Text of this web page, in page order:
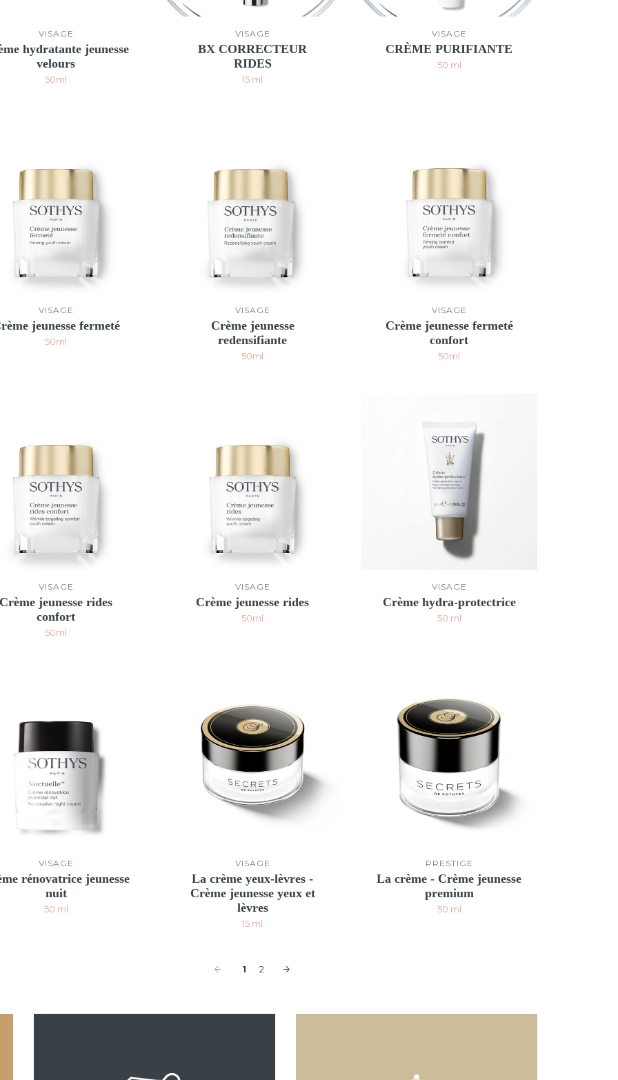
VISAGE
hydratante jeunesse
velours
50ml
VISAGE
BX CORRECTEUR
RIDES
15 ml
VISAGE
CRÈME PURIFIANTE
50 ml
VISAGE
jeunesse fermeté
50ml
VISAGE
Crème jeunesse
redensifiante
50ml
VISAGE
Crème jeunesse fermeté
confort
50ml
VISAGE
Crème jeunesse rides
confort
50ml
VISAGE
Crème jeunesse rides
50ml
VISAGE
Crème hydra-protectrice
50 ml
VISAGE
rénovatrice jeunesse
nuit
50 ml
VISAGE
La crème yeux-lèvres -
Crème jeunesse yeux et
lèvres
15 ml
PRESTIGE
La crème - Crème jeunesse
premium
50 ml
1 2